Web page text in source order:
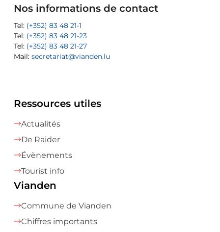
Nos informations de contact
Tel: (+352) 83 48 21-1
Tel: (+352) 83 48 21-23
Tel: (+352) 83 48 21-27
Mail: secretariat@vianden.lu
Tel: (+352) 83 48 21-20
Tel: (+352) 83 48 21-22
Mail:sofia.carvalho@vianden.lu
Mail: diane.storn@vianden.lu
Mail:recette@vianden.lu
Tel:(+352) 83 48 21-31
Tel:Permanence (Fuite d’eau) : 83 48 21 61
Ressources utiles
Actualités
De Raider
Évènements
Tourist info
Vianden
Commune de Vianden
Chiffres importants